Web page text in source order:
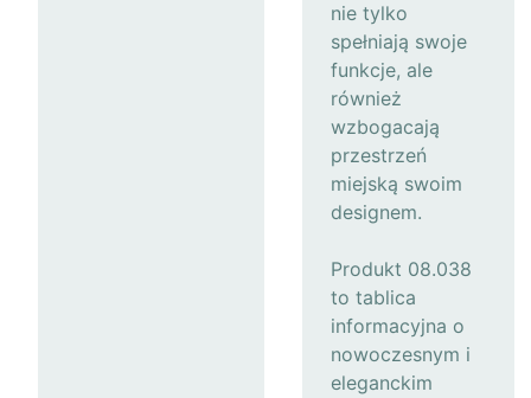
nie tylko
spełniają swoje
funkcje, ale
również
wzbogacają
przestrzeń
miejską swoim
designem.
Produkt 08.038
to tablica
informacyjna o
nowoczesnym i
eleganckim